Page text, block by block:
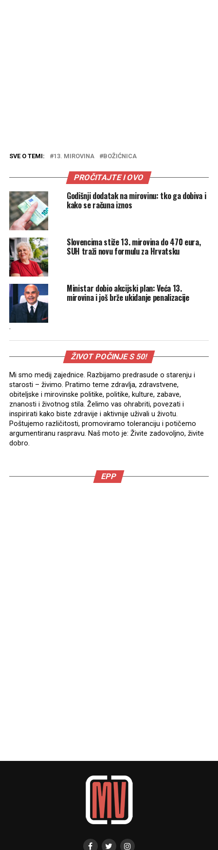
SVE O TEMI: 13. MIROVINA BOŽIĆNICA
PROČITAJTE I OVO
Godišnji dodatak na mirovinu: tko ga dobiva i
kako se računa iznos
Slovencima stiže 13. mirovina do 470 eura,
SUH traži novu formulu za Hrvatsku
Ministar dobio akcijski plan: Veća 13.
mirovina i još brže ukidanje penalizacije
.
ŽIVOT POČINJE S 50!
Mi smo medij zajednice. Razbijamo predrasude o starenju i
starosti – živimo. Pratimo teme zdravlja, zdravstvene,
obiteljske i mirovinske politike, politike, kulture, zabave,
znanosti i životnog stila. Želimo vas ohrabriti, povezati i
inspirirati kako biste zdravije i aktivnije uživali u životu.
Poštujemo različitosti, promoviramo toleranciju i potičemo
argumentiranu raspravu. Naš moto je: Živite zadovoljno, živite
dobro.
EPP